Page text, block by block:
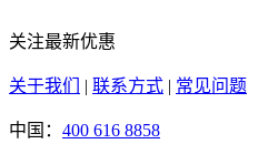
关注最新优惠
关于我们 | 联系方式 | 常见问题
中国： 400 616 8858